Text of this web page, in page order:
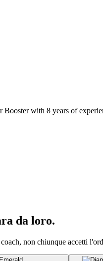
with 8 years of
da loro.
non chiunque accetti